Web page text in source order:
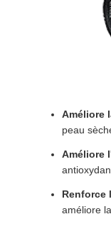
Améliore
peau
Améliore
Renforce
améliore